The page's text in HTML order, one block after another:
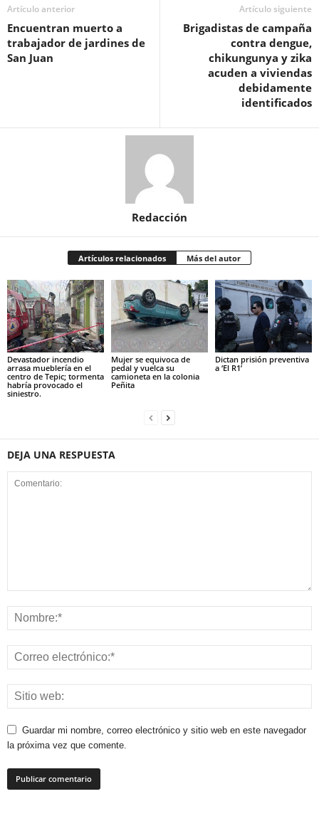
Artículo anterior
Encuentran muerto a
trabajador de jardines de
San Juan
Artículo siguiente
Brigadistas de campaña
contra dengue,
chikungunya y zika
acuden a viviendas
debidamente
identificados
Redacción
Artículos relacionados Más del autor
Devastador incendio
arrasa mueblería en el
centro de Tepic; tormenta
habría provocado el
siniestro.
Mujer se equivoca de
pedal y vuelca su
camioneta en la colonia
Peñita
Dictan prisión preventiva
a ‘El R1’
DEJA UNA RESPUESTA
Guardar mi nombre, correo electrónico y sitio web en este navegador
la próxima vez que comente.